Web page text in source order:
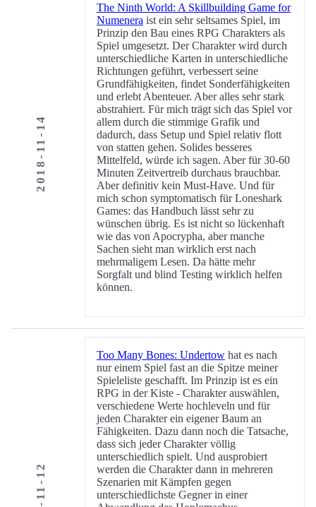
2018-11-14
The Ninth World: A Skillbuilding Game for
Numenera ist ein sehr seltsames Spiel, im
Prinzip den Bau eines RPG Charakters als
Spiel umgesetzt. Der Charakter wird durch
unterschiedliche Karten in unterschiedliche
Richtungen geführt, verbessert seine
Grundfähigkeiten, findet Sonderfähigkeiten
und erlebt Abenteuer. Aber alles sehr stark
abstrahiert. Für mich trägt sich das Spiel vor
allem durch die stimmige Grafik und
dadurch, dass Setup und Spiel relativ flott
von statten gehen. Solides besseres
Mittelfeld, würde ich sagen. Aber für 30-60
Minuten Zeitvertreib durchaus brauchbar.
Aber definitiv kein Must-Have. Und für
mich schon symptomatisch für Loneshark
Games: das Handbuch lässt sehr zu
wünschen übrig. Es ist nicht so lückenhaft
wie das von Apocrypha, aber manche
Sachen sieht man wirklich erst nach
mehrmaligem Lesen. Da hätte mehr
Sorgfalt und blind Testing wirklich helfen
können.
Too Many Bones: Undertow hat es nach
nur einem Spiel fast an die Spitze meiner
Spieleliste geschafft. Im Prinzip ist es ein
RPG in der Kiste - Charakter auswählen,
verschiedene Werte hochleveln und für
jeden Charakter ein eigener Baum an
Fähigkeiten. Dazu dann noch die Tatsache,
dass sich jeder Charakter völlig
unterschiedlich spielt. Und ausprobiert
werden die Charakter dann in mehreren
Szenarien mit Kämpfen gegen
unterschiedlichste Gegner in einer